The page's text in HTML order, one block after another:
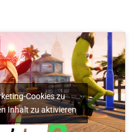
Cookies zu
Inhalt zu aktivieren